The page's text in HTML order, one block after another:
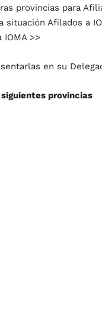
provincias para
situación Afilados a
IOMA>>
en su
provincias